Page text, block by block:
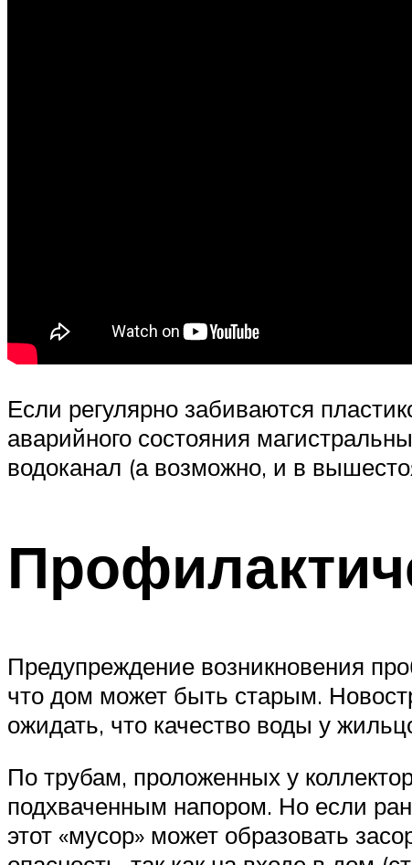
Если регулярно забиваются
аварийного состояния
водоканал (а возможно, и в
Предупреждение возникновения
что дом может быть старым.
ожидать, что качество воды у
По трубам, проложенных у
подхваченным напором. Но если
этот «мусор» может образовать